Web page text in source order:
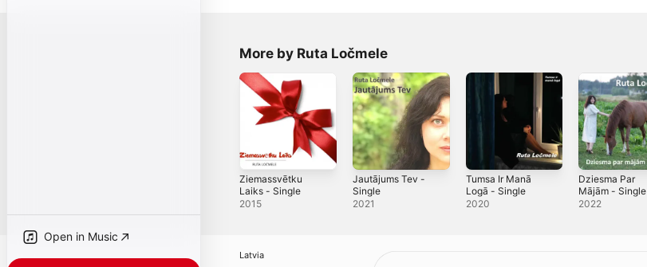
Open in Music
More by Ruta Ločmele
Ziemassvētku
Laiks - Single
2015
Jautājums Tev -
Single
2021
Tumsa Ir Manā
Logā - Single
2020
Dziesma Par
Mājām - Single
2022
Latvia